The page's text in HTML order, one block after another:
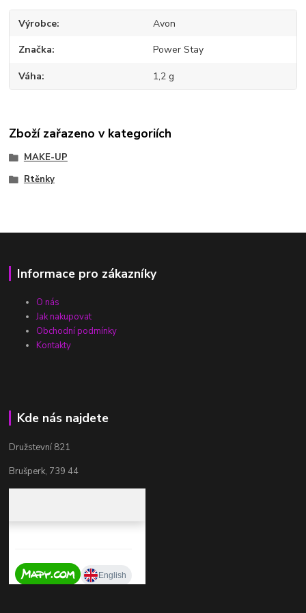
Výrobce Avon
Značka Power Stay
Váha 1,2 g
Zboží zařazeno v kategoriích
MAKE-UP
Rtěnky
Informace pro zákazníky
O nás
Jak nakupovat
Obchodní podmínky
Kontakty
Kde nás najdete
Družstevní 821
Brušperk, 739 44